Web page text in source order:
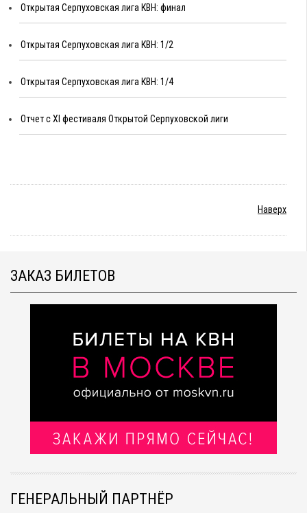
Открытая Серпуховская лига КВН: финал
Открытая Серпуховская лига КВН: 1/2
Открытая Серпуховская лига КВН: 1/4
Отчет с XI фестиваля Открытой Серпуховской лиги
Наверх
ЗАКАЗ БИЛЕТОВ
ГЕНЕРАЛЬНЫЙ ПАРТНЁР